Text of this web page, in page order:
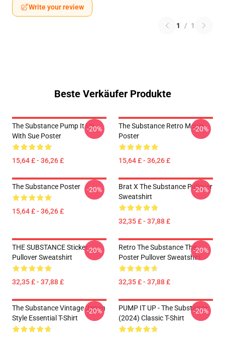
Write your review
1 / 1
Beste Verkäufer Produkte
The Substance Pump It Up
With Sue Poster
15,64 £ - 36,26 £
-20%
The Substance Retro Movie
Poster
15,64 £ - 36,26 £
-20%
The Substance Poster
15,64 £ - 36,26 £
-20%
Brat X The Substance Pullover
Sweatshirt
32,35 £ - 37,88 £
-20%
THE SUBSTANCE Sticker
Pullover Sweatshirt
32,35 £ - 37,88 £
-20%
Retro The Substance The
Poster Pullover Sweatshirt
32,35 £ - 37,88 £
-20%
The Substance Vintage Japan
Style Essential T-Shirt
-20%
PUMP IT UP - The Substance
(2024) Classic T-Shirt
-20%